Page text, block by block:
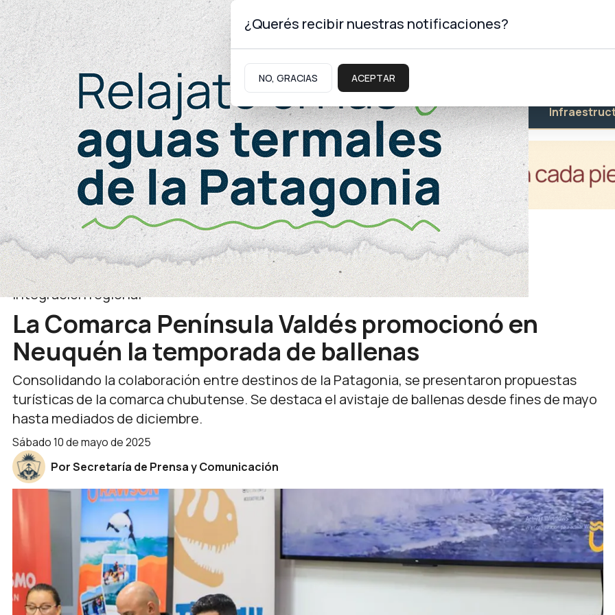
Sábado 8 deAgosto de 2026
Neuquinidad Gabinete Turismo Educación Salud
Turismo
Integración regional
La Comarca Península Valdés promocionó en
Neuquén la temporada de ballenas
Consolidando la colaboración entre destinos de la Patagonia, se presentaron propuestas
turísticas de la comarca chubutense. Se destaca el avistaje de ballenas desde fines de mayo
hasta mediados de diciembre.
sábado 10 de mayo de 2025
Por Secretaría de Prensa y Comunicación
¿Querés recibir nuestras notificaciones?
NO, GRACIAS ACEPTAR